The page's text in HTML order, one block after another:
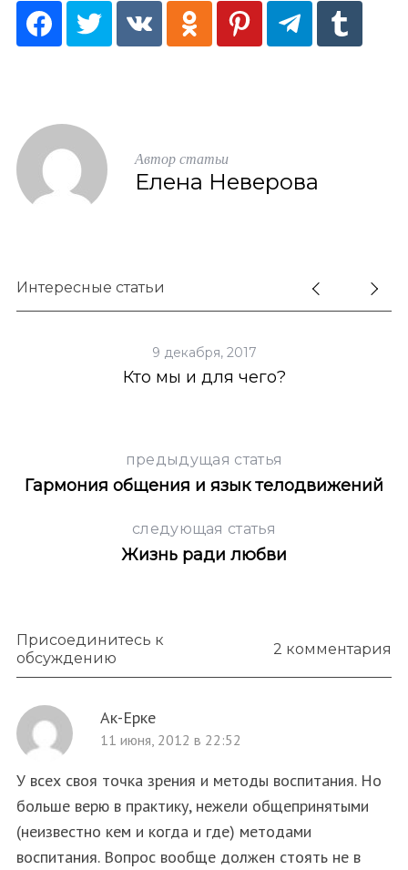
Автор статьи
Елена Неверова
Интересные статьи
9 декабря, 2017
Кто мы и для чего?
предыдущая статья
Гармония общения и язык телодвижений
следующая статья
Жизнь ради любви
Присоединитесь к
обсуждению
2 комментария
Ак-Ерке
11 июня, 2012 в 22:52
У всех своя точка зрения и методы воспитания. Но
больше верю в практику, нежели общепринятыми
(неизвестно кем и когда и где) методами
воспитания. Вопрос вообще должен стоять не в
a